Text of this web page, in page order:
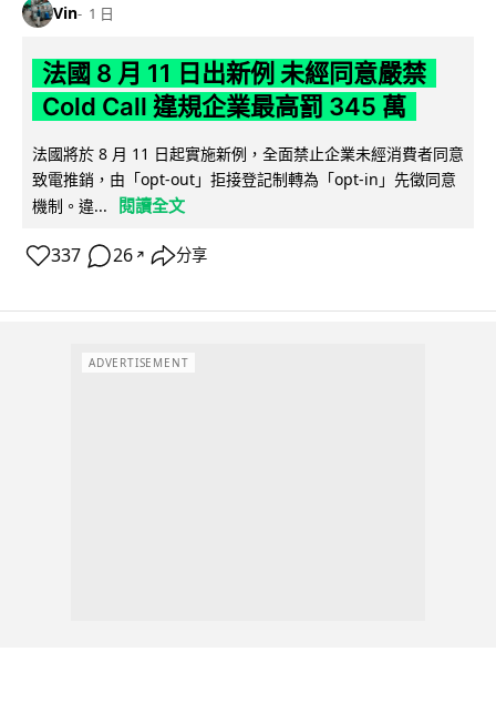
Vin 1 日
法國 8 月 11 日出新例 未經同意嚴禁
Cold Call 違規企業最高罰 345 萬
法國將於 8 月 11 日起實施新例，全面禁止企業未經消費者同意
致電推銷，由「opt-out」拒接登記制轉為「opt-in」先徵同意
機制。違...
閱讀全文
337 26 ↗ 分享
ADVERTISEMENT